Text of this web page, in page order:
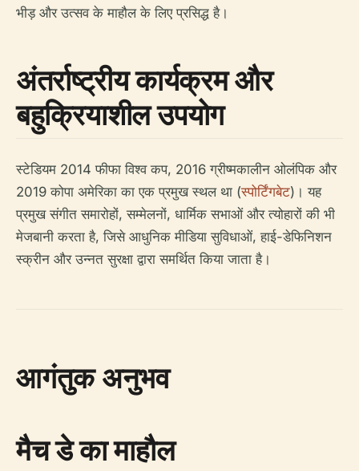
भीड़ और उत्सव के माहौल के लिए प्रसिद्ध है।
अंतर्राष्ट्रीय कार्यक्रम और
बहुक्रियाशील उपयोग
स्टेडियम 2014 फीफा विश्व कप, 2016 ग्रीष्मकालीन ओलंपिक और
2019 कोपा अमेरिका का एक प्रमुख स्थल था (स्पोर्टिंगबेट)। यह
प्रमुख संगीत समारोहों, सम्मेलनों, धार्मिक सभाओं और त्योहारों की भी
मेजबानी करता है, जिसे आधुनिक मीडिया सुविधाओं, हाई-डेफिनिशन
स्क्रीन और उन्नत सुरक्षा द्वारा समर्थित किया जाता है।
आगंतुक अनुभव
मैच डे का माहौल